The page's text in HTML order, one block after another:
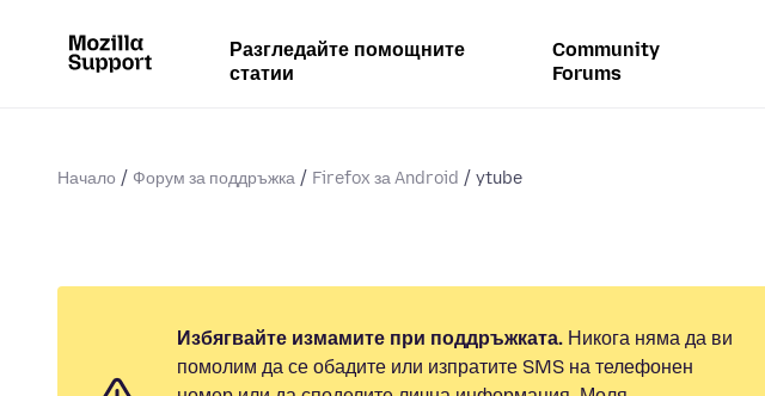
Разгледайте помощните
статии
Community
Forums
Начало Форум за поддръжка Firefox за Android ytube
Избягвайте измамите при поддръжката. Никога няма да ви
помолим да се обадите или изпратите SMS на телефонен